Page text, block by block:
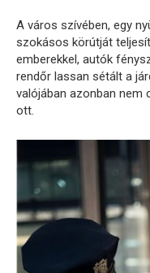
A város szívében, egy
szokásos körútját
emberekkel, autók
rendőr lassan sétált a
valójában azonban
ott.